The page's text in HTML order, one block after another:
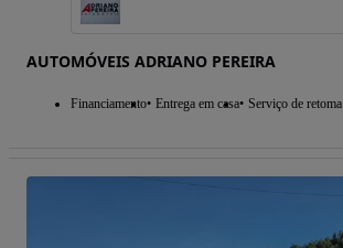
AUTOMÓVEIS ADRIANO PEREIRA
Financiamento Entrega em casa Serviço de retoma